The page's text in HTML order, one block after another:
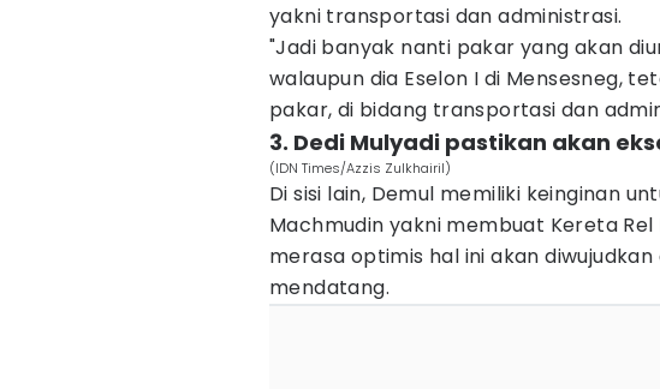
yakni transportasi dan administrasi.
"Jadi banyak nanti pakar yang akan
walaupun dia Eselon I di Mensesneg,
pakar, di bidang transportasi dan
3. Dedi Mulyadi pastikan akan
(IDN Times/Azzis Zulkhairil)
Di sisi lain, Demul memiliki keinginan
Machmudin yakni membuat Kereta Rel
merasa optimis hal ini akan
mendatang.